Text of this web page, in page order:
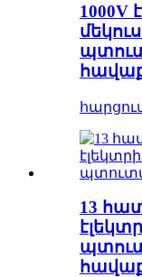
1000V
13